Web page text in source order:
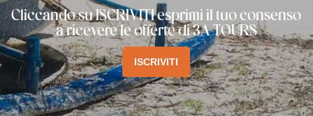
Cliccando su ISCRIVITI esprimi il tuo consenso
a ricevere le offerte di 3A TOURS
ISCRIVITI